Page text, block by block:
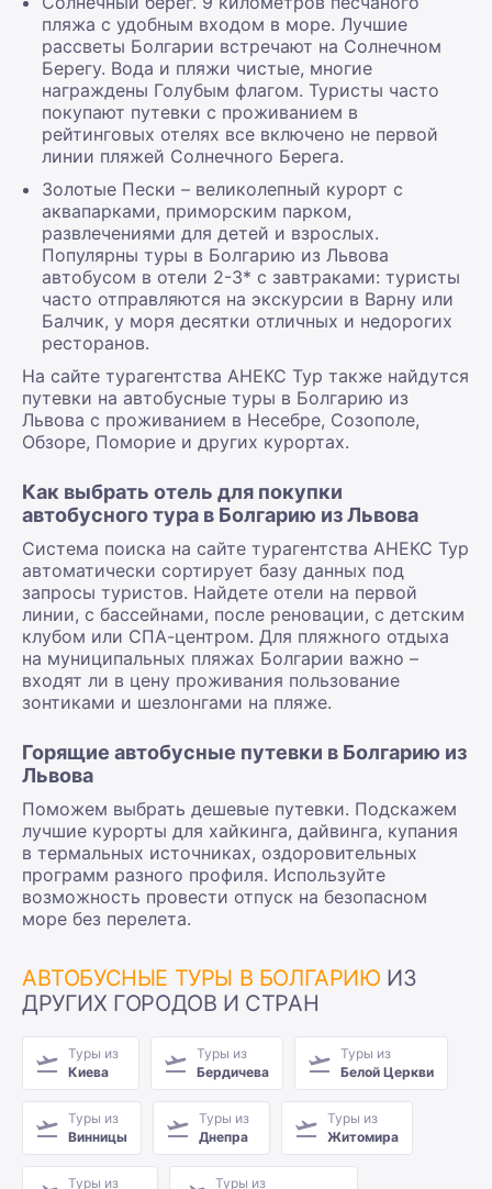
пляжа с удобным входом в море. Лучшие
рассветы Болгарии встречают на Солнечном
Берегу. Вода и пляжи чистые, многие
награждены Голубым флагом. Туристы часто
покупают путевки с проживанием в
рейтинговых отелях все включено не первой
линии пляжей Солнечного Берега.
Золотые Пески – великолепный курорт с
аквапарками, приморским парком,
развлечениями для детей и взрослых.
Популярны туры в Болгарию из Львова
автобусом в отели 2-3* с завтраками: туристы
часто отправляются на экскурсии в Варну или
Балчик, у моря десятки отличных и недорогих
ресторанов.
На сайте турагентства АНЕКС Тур также найдутся
путевки на автобусные туры в Болгарию из
Львова с проживанием в Несебре, Созополе,
Обзоре, Поморие и других курортах.
Как выбрать отель для покупки
автобусного тура в Болгарию из Львова
Система поиска на сайте турагентства АНЕКС Тур
автоматически сортирует базу данных под
запросы туристов. Найдете отели на первой
линии, с бассейнами, после реновации, с детским
клубом или СПА-центром. Для пляжного отдыха
на муниципальных пляжах Болгарии важно –
входят ли в цену проживания пользование
зонтиками и шезлонгами на пляже.
Горящие автобусные путевки в Болгарию из
Львова
Поможем выбрать дешевые путевки. Подскажем
лучшие курорты для хайкинга, дайвинга, купания
в термальных источниках, оздоровительных
программ разного профиля. Используйте
возможность провести отпуск на безопасном
море без перелета.
АВТОБУСНЫЕ ТУРЫ В БОЛГАРИЮ ИЗ
ДРУГИХ ГОРОДОВ И СТРАН
Туры из
Киева
Туры из
Бердичева
Туры из
Белой Церкви
Туры из
Винницы
Туры из
Днепра
Туры из
Житомира
Туры из
Туры из